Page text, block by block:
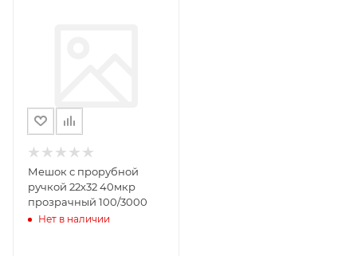
Мешок с прорубной
ручкой 22х32 40мкр
прозрачный 100/3000
Нет в наличии